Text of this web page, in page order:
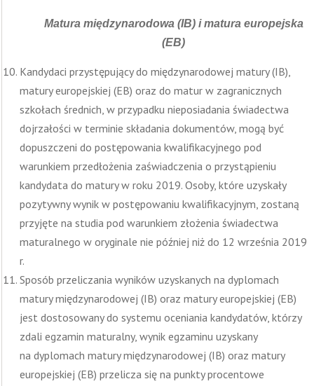
Matura międzynarodowa (IB) i matura europejska
(EB)
Kandydaci przystępujący do międzynarodowej matury (IB),
matury europejskiej (EB) oraz do matur w zagranicznych
szkołach średnich, w przypadku nieposiadania świadectwa
dojrzałości w terminie składania dokumentów, mogą być
dopuszczeni do postępowania kwalifikacyjnego pod
warunkiem przedłożenia zaświadczenia o przystąpieniu
kandydata do matury w roku 2019. Osoby, które uzyskały
pozytywny wynik w postępowaniu kwalifikacyjnym, zostaną
przyjęte na studia pod warunkiem złożenia świadectwa
maturalnego w oryginale nie później niż do 12 września 2019
r.
Sposób przeliczania wyników uzyskanych na dyplomach
matury międzynarodowej (IB) oraz matury europejskiej (EB)
jest dostosowany do systemu oceniania kandydatów, którzy
zdali egzamin maturalny, wynik egzaminu uzyskany
na dyplomach matury międzynarodowej (IB) oraz matury
europejskiej (EB) przelicza się na punkty procentowe